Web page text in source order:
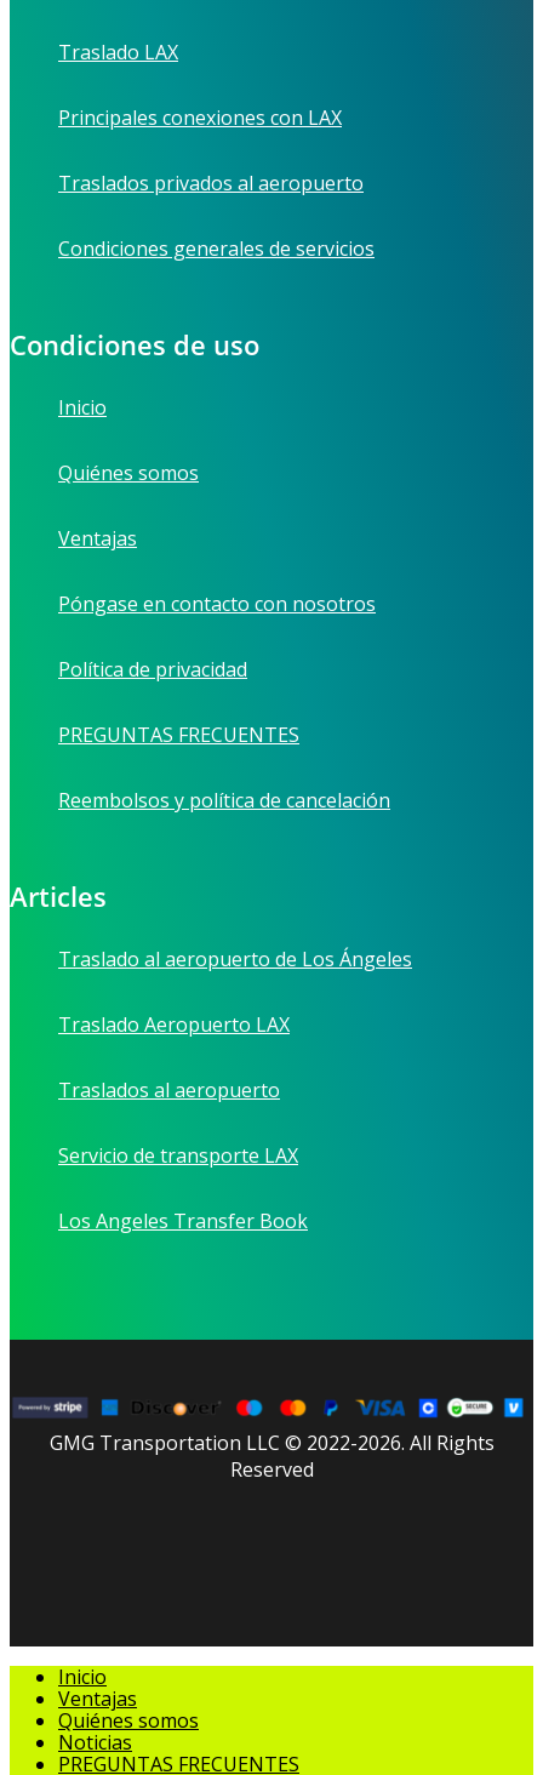
Traslado LAX
Principales conexiones con LAX
Traslados privados al aeropuerto
Condiciones generales de servicios
Condiciones de uso
Inicio
Quiénes somos
Ventajas
Póngase en contacto con nosotros
Política de privacidad
PREGUNTAS FRECUENTES
Reembolsos y política de cancelación
Articles
Traslado al aeropuerto de Los Ángeles
Traslado Aeropuerto LAX
Traslados al aeropuerto
Servicio de transporte LAX
Los Angeles Transfer Book
GMG Transportation LLC © 2022-2026. All Rights
Reserved
Cerrar
Menú
Inicio
Ventajas
Quiénes somos
Noticias
PREGUNTAS FRECUENTES